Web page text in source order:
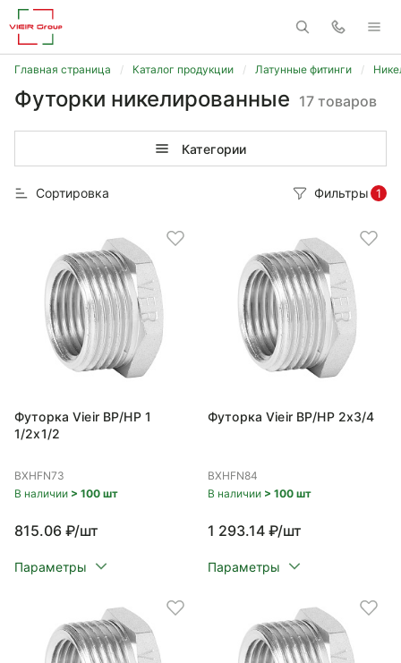
Главная страница Каталог продукции Латунные фитинги
Футорки никелированные 17 товаров
Категории
Сортировка Фильтры 1
Футорка Vieir ВР/НР 1
1/2x1/2
BXHFN73
В наличии > 100 шт
815.06 ₽/шт
Параметры
Футорка Vieir ВР/НР 2x3/4
BXHFN84
В наличии > 100 шт
1 293.14 ₽/шт
Параметры